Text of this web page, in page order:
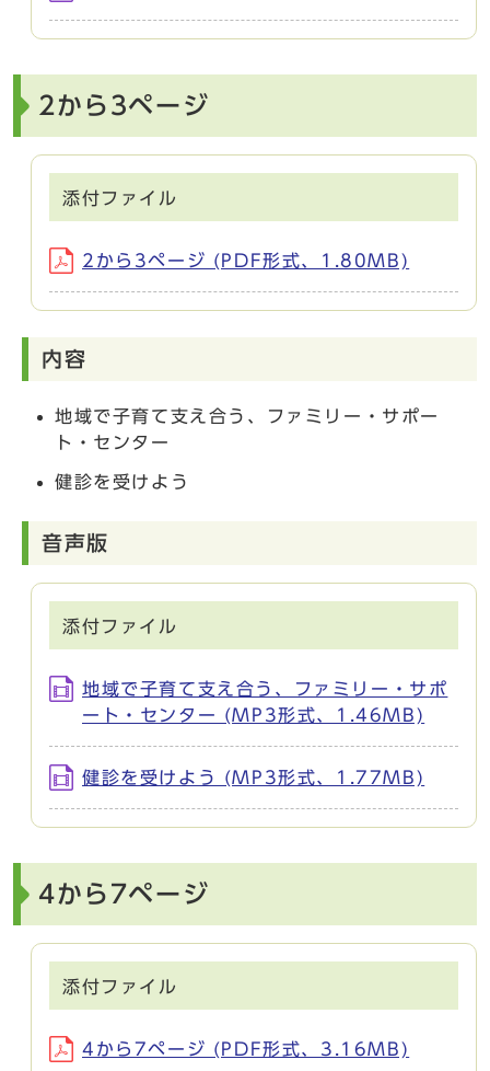
2から3ページ
添付ファイル
2から3ページ (PDF形式、1.80MB)
内容
地域で子育て支え合う、ファミリー・サポー
ト・センター
健診を受けよう
音声版
添付ファイル
地域で子育て支え合う、ファミリー・サポ
ート・センター (MP3形式、1.46MB)
健診を受けよう (MP3形式、1.77MB)
4から7ページ
添付ファイル
4から7ページ (PDF形式、3.16MB)